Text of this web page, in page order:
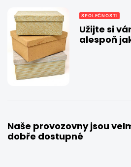
SPOLEČNOSTI
Užijte si
alespoň
Naše provozovny jsou
dobře dostupné